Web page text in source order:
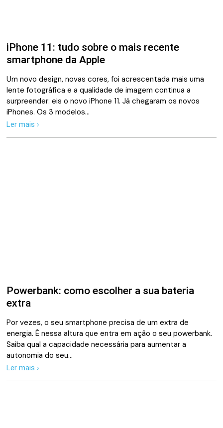
iPhone 11: tudo sobre o mais recente
smartphone da Apple
Um novo design, novas cores, foi acrescentada mais uma
lente fotográfica e a qualidade de imagem continua a
surpreender: eis o novo iPhone 11. Já chegaram os novos
iPhones. Os 3 modelos…
Ler mais ›
Powerbank: como escolher a sua bateria
extra
Por vezes, o seu smartphone precisa de um extra de
energia. É nessa altura que entra em ação o seu powerbank.
Saiba qual a capacidade necessária para aumentar a
autonomia do seu…
Ler mais ›